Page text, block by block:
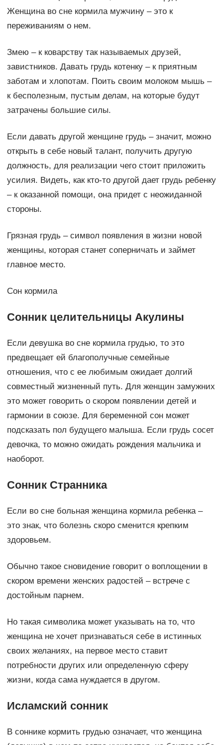
Женщина во сне кормила мужчину – это к
переживаниям о нем.
Змею – к коварству так называемых друзей,
завистников. Давать грудь котенку – к приятным
заботам и хлопотам. Поить своим молоком мышь –
к бесполезным, пустым делам, на которые будут
затрачены большие силы.
Если давать другой женщине грудь – значит, можно
открыть в себе новый талант, получить другую
должность, для реализации чего стоит приложить
усилия. Видеть, как кто-то другой дает грудь ребенку
– к оказанной помощи, она придет с неожиданной
стороны.
Грязная грудь – символ появления в жизни новой
женщины, которая станет соперничать и займет
главное место.
Сон кормила
Сонник целительницы Акулины
Если девушка во сне кормила грудью, то это
предвещает ей благополучные семейные
отношения, что с ее любимым ожидает долгий
совместный жизненный путь. Для женщин замужних
это может говорить о скором появлении детей и
гармонии в союзе. Для беременной сон может
подсказать пол будущего малыша. Если грудь сосет
девочка, то можно ожидать рождения мальчика и
наоборот.
Сонник Странника
Если во сне больная женщина кормила ребенка –
это знак, что болезнь скоро сменится крепким
здоровьем.
Обычно такое сновидение говорит о воплощении в
скором времени женских радостей – встрече с
достойным парнем.
Но такая символика может указывать на то, что
женщина не хочет признаваться себе в истинных
своих желаниях, на первое место ставит
потребности других или определенную сферу
жизни, когда сама нуждается в другом.
Исламский сонник
В соннике кормить грудью означает, что женщина